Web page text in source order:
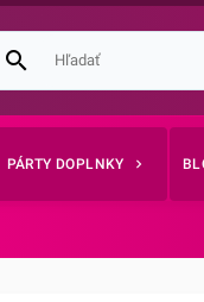
PÁRTY DOPLNKY